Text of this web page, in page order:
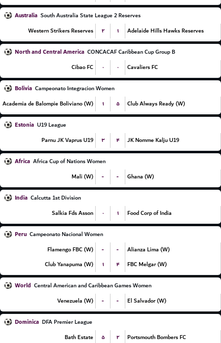
Australia South Australia State League 2 Reserves
Western Strikers Reserves
۲ ۱ Adelaide Hills Hawks Reserves
North and Central America CONCACAF Caribbean Cup Group B
Cibao FC
۰ ۰ Cavaliers FC
Bolivia Campeonato Integracion Women
Academia de Balompie Boliviano (W)
۱ ۵ Club Always Ready (W)
Estonia U19 League
Parnu JK Vaprus U19
۳ ۴ JK Nomme Kalju U19
Africa Africa Cup of Nations Women
Mali (W)
- - Ghana (W)
India Calcutta 1st Division
Salkia Fds Asson
۰ ۱ Food Corp of India
Peru Campeonato Nacional Women
Flamengo FBC (W)
- -
Alianza Lima (W)
Club Yanapuma (W)
۱ ۴ FBC Melgar (W)
World Central American and Caribbean Games Women
Venezuela (W)
- - El Salvador (W)
Dominica DFA Premier League
Bath Estate
۵ ۲ Portsmouth Bombers FC